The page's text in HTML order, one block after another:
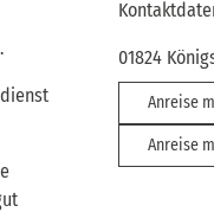
01824
Anreise
Anreise